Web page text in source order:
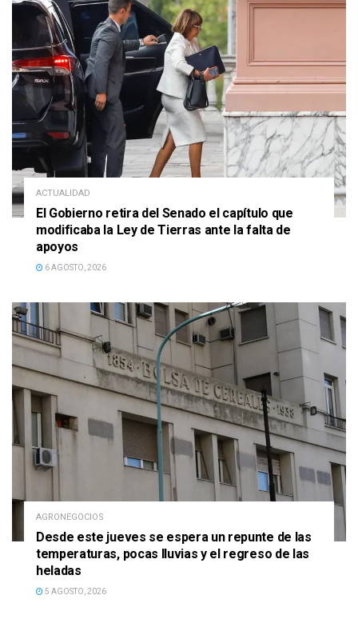
ACTUALIDAD
El Gobierno retira del Senado el capítulo que
modificaba la Ley de Tierras ante la falta de
apoyos
6 AGOSTO, 2026
AGRONEGOCIOS
Desde este jueves se espera un repunte de las
temperaturas, pocas lluvias y el regreso de las
heladas
5 AGOSTO, 2026